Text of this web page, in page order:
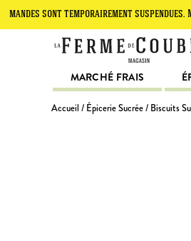
temporairement suspendues. Merci de
MARCHÉ FRAIS
Accueil / Épicerie Sucrée/ Biscuits